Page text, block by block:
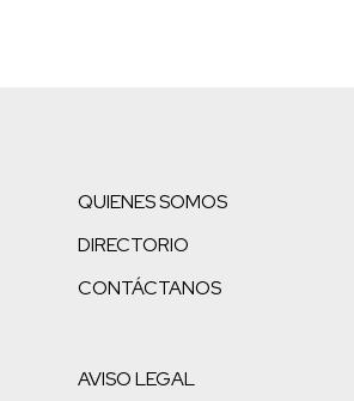
QUIENES SOMOS
DIRECTORIO
CONTÁCTANOS
AVISO LEGAL